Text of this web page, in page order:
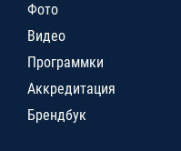
Фото
Видео
Программки
Аккредитация
Брендбук